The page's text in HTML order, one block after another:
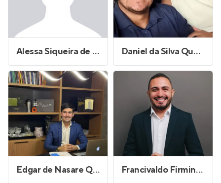
Alessa Siqueira de Oliveira dos Santos Daniel da Silva Queiroz
Edgar de Nasare Queiroga Junior Francivaldo Firmino da Silva